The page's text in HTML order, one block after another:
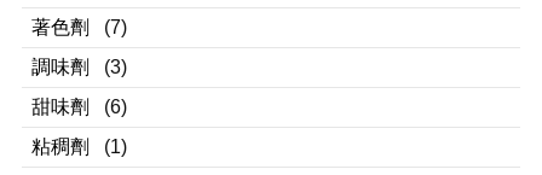
著色劑
(7)
調味劑
(3)
甜味劑
(6)
粘稠劑
(1)